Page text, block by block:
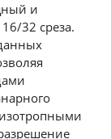
и
32 среза.